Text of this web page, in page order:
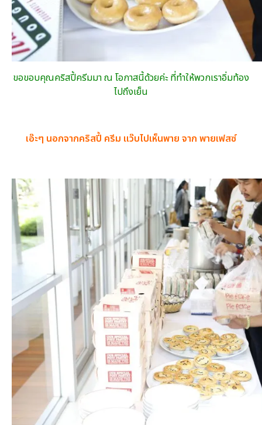
ขอขอบคุณคริสปี้ครีมมา ณ โอกาสนี้ด้วยค่ะ ที่ทำให้พวกเราอิ่มท้อง
ไปถึงเย็น
เอ๊ะๆ นอกจากคริสปี้ ครีม แว๊บไปเห็นพาย จาก พายเฟสซ์